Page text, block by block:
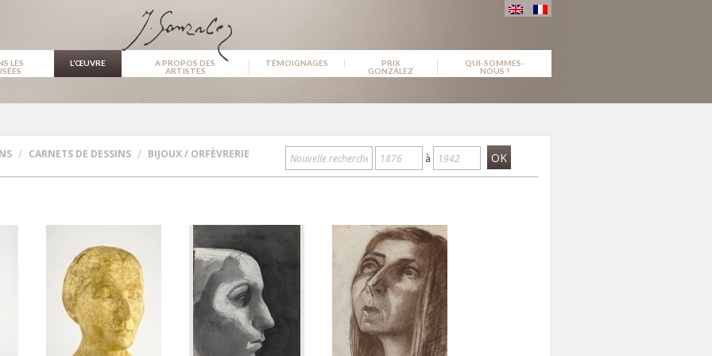
LES
L’ŒUVRE
A PROPOS DES
ARTISTES
TÉMOIGNAGES
PRIX
GONZÁLEZ
QUI-SOMMES-
NOUS ?
/ CARNETS DE DESSINS / BIJOUX / ORFÈVRERIE à OK